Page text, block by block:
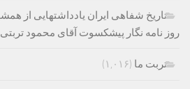
تاریخ شفاهی ایران یادداشتهایی از
روز نامه نگار پیشکسوت آقای محمود
تربت ما (۱,۰۱۶)